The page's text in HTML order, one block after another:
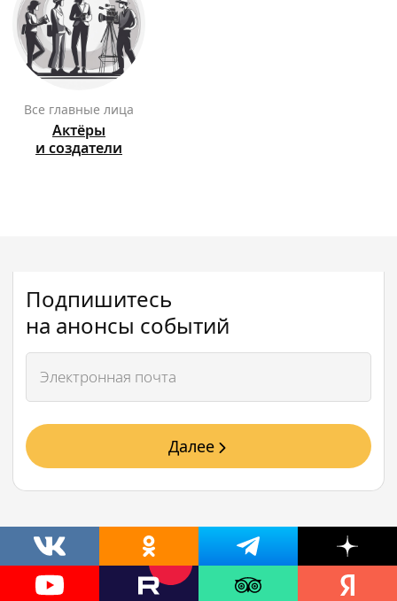
Все главные лица
Актёры
и создатели
Подпишитесь
на анонсы событий
Далее